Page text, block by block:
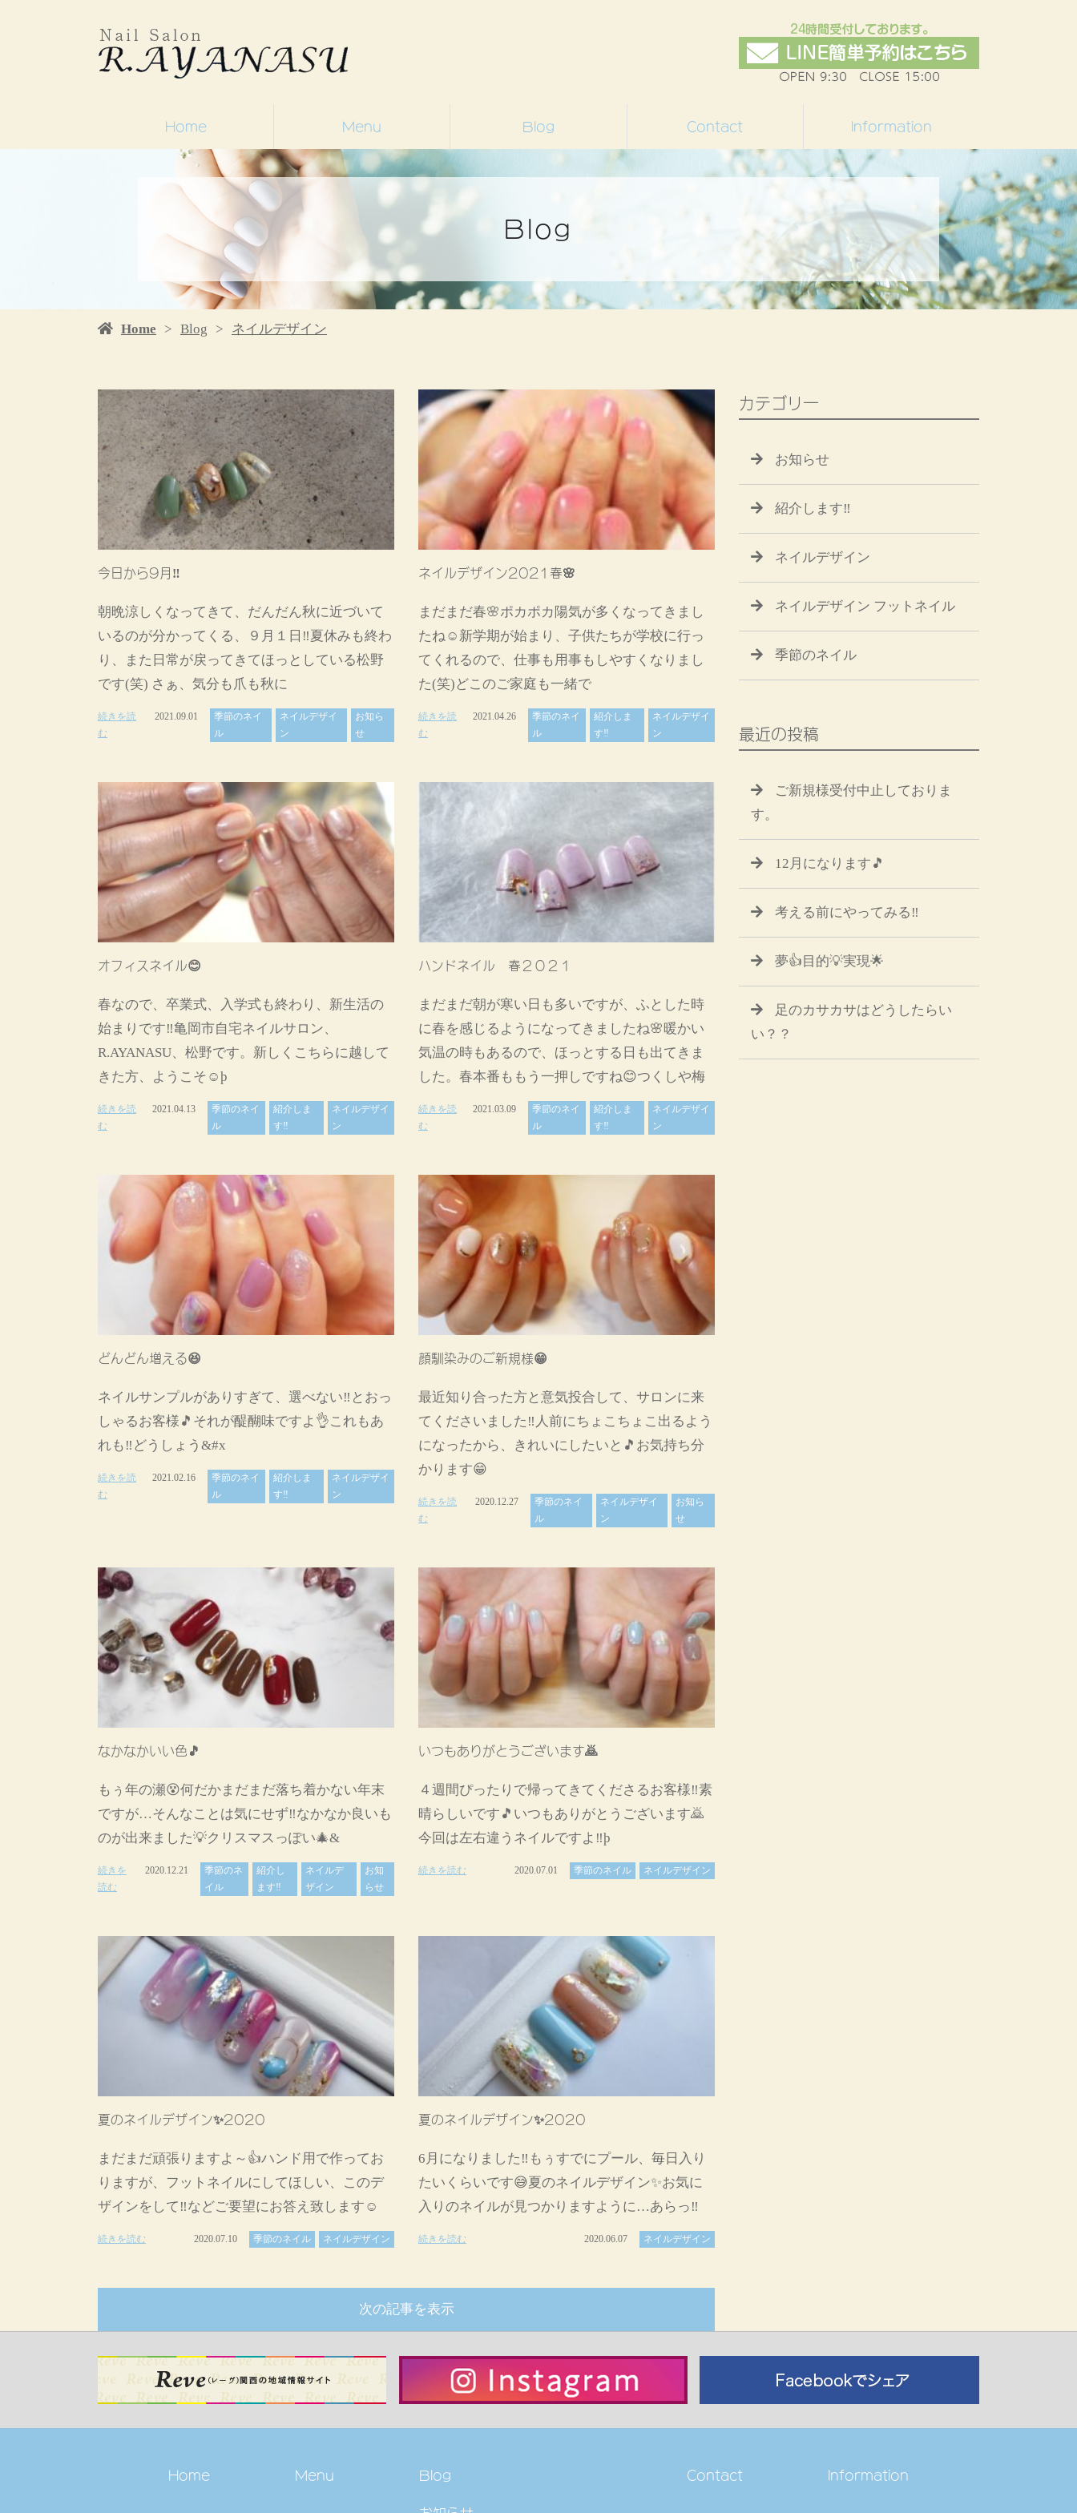
Home Menu Blog Contact Information
Blog
Home Blog ネイルデザイン
今日から9月‼️
朝晩涼しくなってきて、だんだん秋に近づいて
いるのが分かってくる、９月１日‼️夏休みも終わ
り、また日常が戻ってきてほっとしている松野
です(笑) さぁ、気分も爪も秋に
続きを読
む
2021.09.01
季節のネイ
ル
ネイルデザイ
ン
お知ら
せ
ネイルデザイン2021春🌸
まだまだ春🌸ポカポカ陽気が多くなってきまし
たね☺️新学期が始まり、子供たちが学校に行っ
てくれるので、仕事も用事もしやすくなりまし
た(笑)どこのご家庭も一緒で
続きを読
む
2021.04.26
季節のネイ
ル
紹介しま
す‼
ネイルデザイ
ン
オフィスネイル😊
春なので、卒業式、入学式も終わり、新生活の
始まりです‼️亀岡市自宅ネイルサロン、
R.AYANASU、松野です。新しくこちらに越して
きた方、ようこそ☺þ
続きを読
む
2021.04.13
季節のネイ
ル
紹介しま
す‼
ネイルデザイ
ン
ハンドネイル 春２０２１
まだまだ朝が寒い日も多いですが、ふとした時
に春を感じるようになってきましたね🌸暖かい
気温の時もあるので、ほっとする日も出てきま
した。春本番ももう一押しですね😊つくしや梅
続きを読
む
2021.03.09
季節のネイ
ル
紹介しま
す‼
ネイルデザイ
ン
どんどん増える😆
ネイルサンプルがありすぎて、選べない‼️とおっ
しゃるお客様🎵それが醍醐味ですよ👌これもあ
れも‼️どうしょう&#x
続きを読
む
2021.02.16
季節のネイ
ル
紹介しま
す‼
ネイルデザイ
ン
顔馴染みのご新規様😁
最近知り合った方と意気投合して、サロンに来
てくださいました‼️人前にちょこちょこ出るよう
になったから、きれいにしたいと🎵お気持ち分
かります😁
続きを読
む
2020.12.27
季節のネイ
ル
ネイルデザイ
ン
お知ら
せ
なかなかいい色🎵
もぅ年の瀬😵何だかまだまだ落ち着かない年末
ですが…そんなことは気にせず‼️なかなか良いも
のが出来ました💡クリスマスっぽい🎄&
続きを
読む
2020.12.21
季節のネ
イル
紹介し
ます‼
ネイルデ
ザイン
お知
らせ
いつもありがとうございます🙇
４週間ぴったりで帰ってきてくださるお客様‼️素
晴らしいです🎵いつもありがとうございます🙇
今回は左右違うネイルですよ‼þ
続きを読む 2020.07.01 季節のネイル ネイルデザイン
夏のネイルデザイン✨2020
まだまだ頑張りますよ～👍ハンド用で作ってお
りますが、フットネイルにしてほしい、このデ
ザインをして‼️などご要望にお答え致します☺️
続きを読む 2020.07.10 季節のネイル ネイルデザイン
夏のネイルデザイン✨2020
6月になりました‼️もぅすでにプール、毎日入り
たいくらいです😅夏のネイルデザイン✨お気に
入りのネイルが見つかりますように…あらっ‼
続きを読む 2020.06.07 ネイルデザイン
次の記事を表示
カテゴリー
お知らせ
紹介します‼
ネイルデザイン
ネイルデザイン フットネイル
季節のネイル
最近の投稿
ご新規様受付中止しておりま
す。
12月になります🎵
考える前にやってみる‼️
夢👍目的💡実現🌟
足のカサカサはどうしたらい
い？？
Home Menu Blog Contact Information